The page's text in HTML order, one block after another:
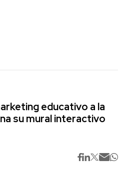
educativo a la
su mural interactivo